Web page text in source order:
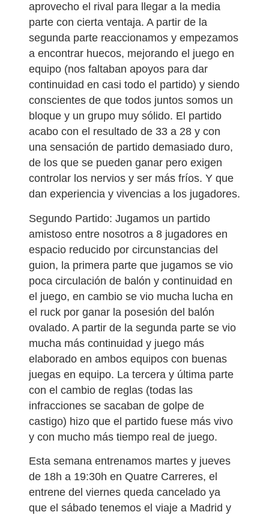
aprovecho el rival para llegar a la media
parte con cierta ventaja. A partir de la
segunda parte reaccionamos y empezamos
a encontrar huecos, mejorando el juego en
equipo (nos faltaban apoyos para dar
continuidad en casi todo el partido) y siendo
conscientes de que todos juntos somos un
bloque y un grupo muy sólido. El partido
acabo con el resultado de 33 a 28 y con
una sensación de partido demasiado duro,
de los que se pueden ganar pero exigen
controlar los nervios y ser más fríos. Y que
dan experiencia y vivencias a los jugadores.
Segundo Partido: Jugamos un partido
amistoso entre nosotros a 8 jugadores en
espacio reducido por circunstancias del
guion, la primera parte que jugamos se vio
poca circulación de balón y continuidad en
el juego, en cambio se vio mucha lucha en
el ruck por ganar la posesión del balón
ovalado. A partir de la segunda parte se vio
mucha más continuidad y juego más
elaborado en ambos equipos con buenas
juegas en equipo. La tercera y última parte
con el cambio de reglas (todas las
infracciones se sacaban de golpe de
castigo) hizo que el partido fuese más vivo
y con mucho más tiempo real de juego.
Esta semana entrenamos martes y jueves
de 18h a 19:30h en Quatre Carreres, el
entrene del viernes queda cancelado ya
que el sábado tenemos el viaje a Madrid y